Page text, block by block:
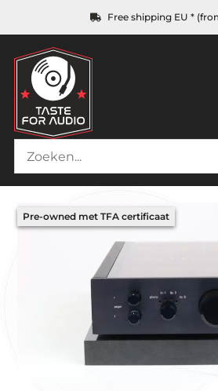
Free shipping EU *
Pre-owned met TFA certificaat